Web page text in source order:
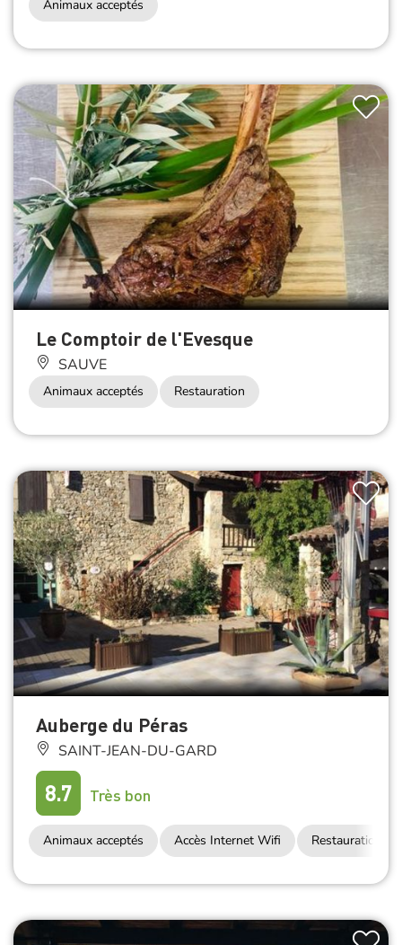
Animaux acceptés
Le Comptoir de l'Evesque
SAUVE
Animaux acceptés Restauration
Auberge du Péras
SAINT-JEAN-DU-GARD
8.7 Très bon
Animaux acceptés Accès Internet Wifi Restauration